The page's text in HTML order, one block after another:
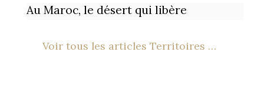
Au Maroc, le désert qui libère
Voir tous les articles Territoires …